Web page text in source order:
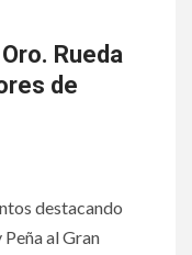
Rueda
de
destacando
al Gran